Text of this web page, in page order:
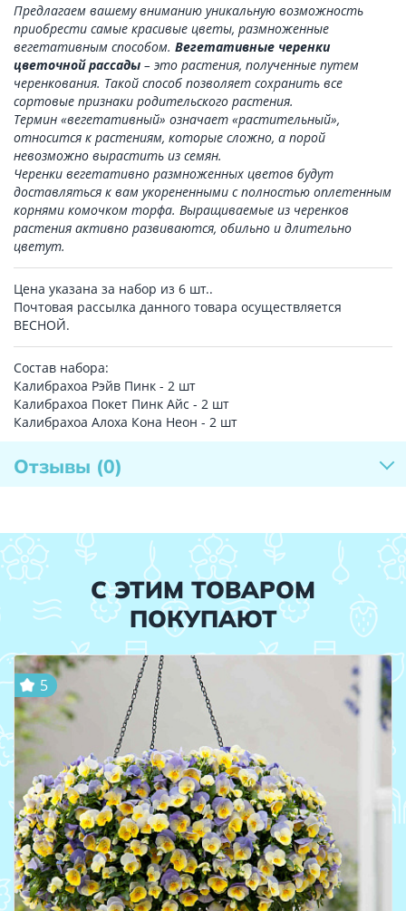
Предлагаем вашему вниманию уникальную возможность
приобрести самые красивые цветы, размноженные
вегетативным способом. Вегетативные черенки
цветочной рассады – это растения, полученные путем
черенкования. Такой способ позволяет сохранить все
сортовые признаки родительского растения.
Термин «вегетативный» означает «растительный»,
относится к растениям, которые сложно, а порой
невозможно вырастить из семян.
Черенки вегетативно размноженных цветов будут
доставляться к вам укорененными с полностью оплетенным
корнями комочком торфа. Выращиваемые из черенков
растения активно развиваются, обильно и длительно
цветут.
Цена указана за набор из 6 шт..
Почтовая рассылка данного товара осуществляется
ВЕСНОЙ.
Состав набора:
Калибрахоа Рэйв Пинк - 2 шт
Калибрахоа Покет Пинк Айс - 2 шт
Калибрахоа Алоха Кона Неон - 2 шт
Отзывы (0)
С ЭТИМ ТОВАРОМ
ПОКУПАЮТ
5